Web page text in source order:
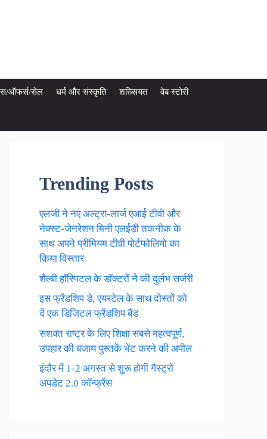
ऑफर्स/सेल धर्म और संस्कृति शख्सियत वेब स्टोरी
Trending Posts
एलजी ने नए अल्ट्रा-लार्ज एआई टीवी और
नेक्स्ट-जेनरेशन मिनी एलईडी तकनीक के
साथ अपने प्रीमियम टीवी पोर्टफोलियो का
किया विस्तार
शैल्बी हॉस्पिटल के डॉक्टरों ने की दुर्लभ सर्जरी
इस फ्रेंडशिप डे, एयरटेल के साथ दोस्तों को
दें एक डिजिटल फ्रेंडशिप बैंड
सशक्त राष्ट्र के लिए शिक्षा सबसे महत्वपूर्ण,
उपहार की बजाय पुस्तकें भेंट करने की अपील
इंदौर में 1-2 अगस्त से शुरू होगी गैस्ट्रो
अपडेट 2.0 कॉन्फ्रेंस